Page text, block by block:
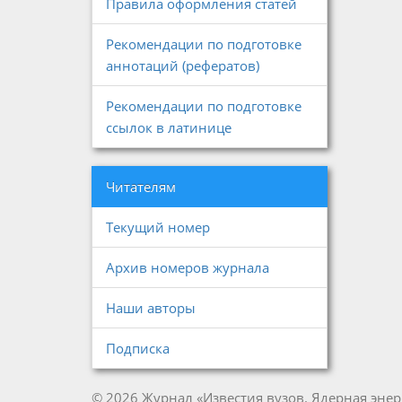
Правила оформления статей
Рекомендации по подготовке
аннотаций (рефератов)
Рекомендации по подготовке
ссылок в латинице
Читателям
Текущий номер
Архив номеров журнала
Наши авторы
Подписка
© 2026 Журнал «Известия вузов. Ядерная